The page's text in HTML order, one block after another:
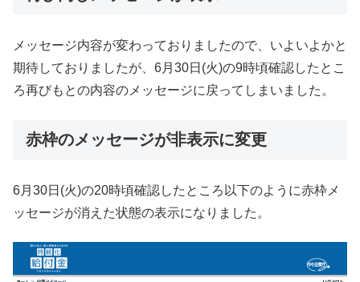
メッセージ内容が変わっておりましたので、いよいよかと
期待しておりましたが、6月30日(火)の9時頃確認したとこ
ろ再びもとの内容のメッセージに戻ってしまいました。
赤枠のメッセージが非表示に変更
6月30日(火)の20時頃確認したところ以下のように赤枠メ
ッセージが消えた状態の表示になりました。